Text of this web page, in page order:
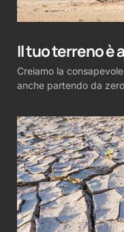
Il tuo terreno è
Creiamo la
anche partendo da